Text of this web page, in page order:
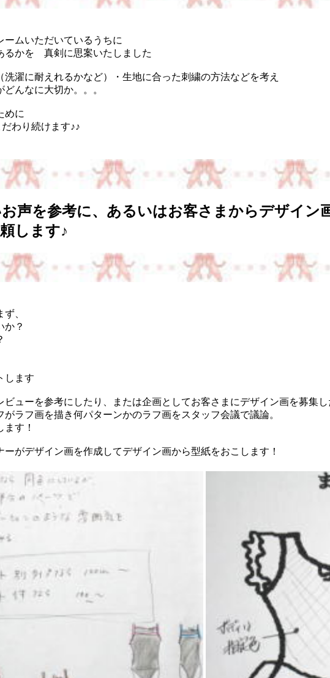
ムいただいているうちに
るかを 真剣に思案いたしました
濯に耐えれるかなど）・生地に合った刺繍の方法などを考え
んなに大切か。。。
めに
わり続けます♪♪
声を参考に、あるいはお客さまからデザイン
します♪
、
か？
します
ューを参考にしたり、または企画としてお客さまにデザイン画を募集し
ラフ画を描き何パターンかのラフ画をスタッフ会議で議論。
す！
がデザイン画を作成してデザイン画から型紙をおこします！